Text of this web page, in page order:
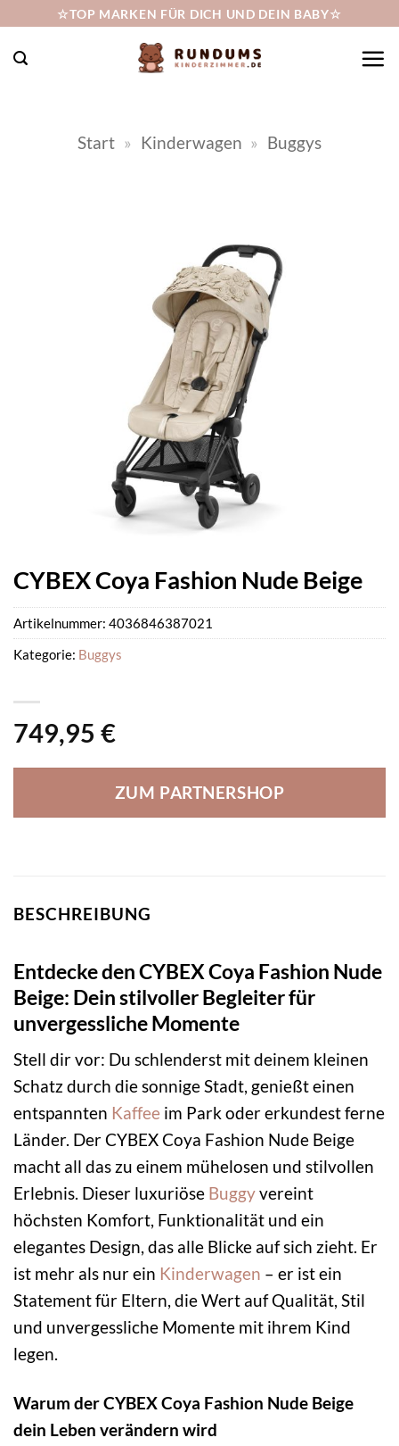
springen
☆TOP MARKEN FÜR DICH UND DEIN BABY☆
Start » Kinderwagen » Buggys
CYBEX Coya Fashion Nude Beige
749,95 €
ZUM PARTNERSHOP
Artikelnummer: 4036846387021
Kategorie: Buggys
BESCHREIBUNG
Entdecke den CYBEX Coya Fashion Nude
Beige: Dein stilvoller Begleiter für
unvergessliche Momente
Stell dir vor: Du schlenderst mit deinem kleinen
Schatz durch die sonnige Stadt, genießt einen
entspannten Kaffee im Park oder erkundest ferne
Länder. Der CYBEX Coya Fashion Nude Beige
macht all das zu einem mühelosen und stilvollen
Erlebnis. Dieser luxuriöse Buggyvereint
höchsten Komfort, Funktionalität und ein
elegantes Design, das alle Blicke auf sich zieht. Er
ist mehr als nur ein Kinderwagen – er ist ein
Statement für Eltern, die Wert auf Qualität, Stil
und unvergessliche Momente mit ihrem Kind
legen.
Warum der CYBEX Coya Fashion Nude Beige
dein Leben verändern wird